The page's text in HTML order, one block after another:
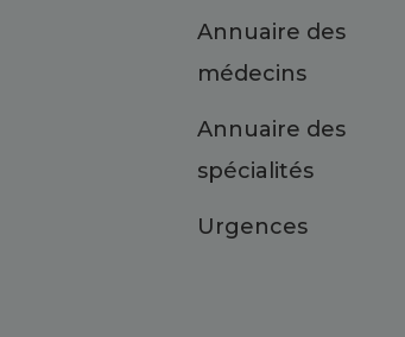
Annuaire des
médecins
Annuaire des
spécialités
Urgences